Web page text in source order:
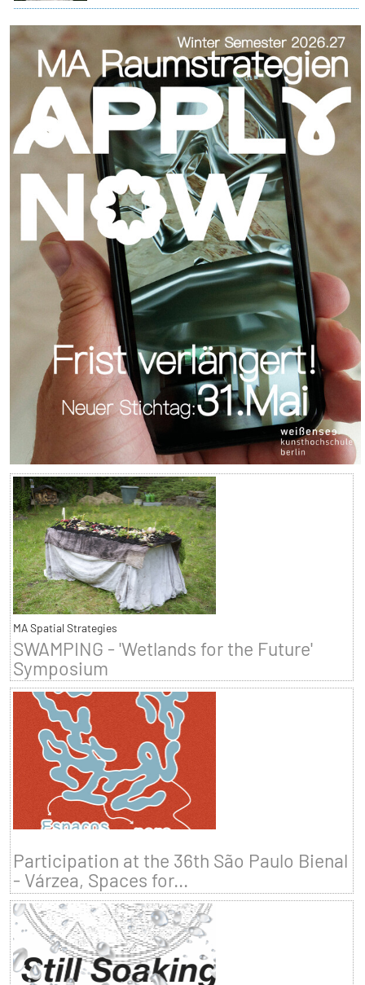
MA Spatial Strategies
SWAMPING - 'Wetlands for the Future'
Symposium
Participation at the 36th São Paulo Bienal
- Várzea, Spaces for...